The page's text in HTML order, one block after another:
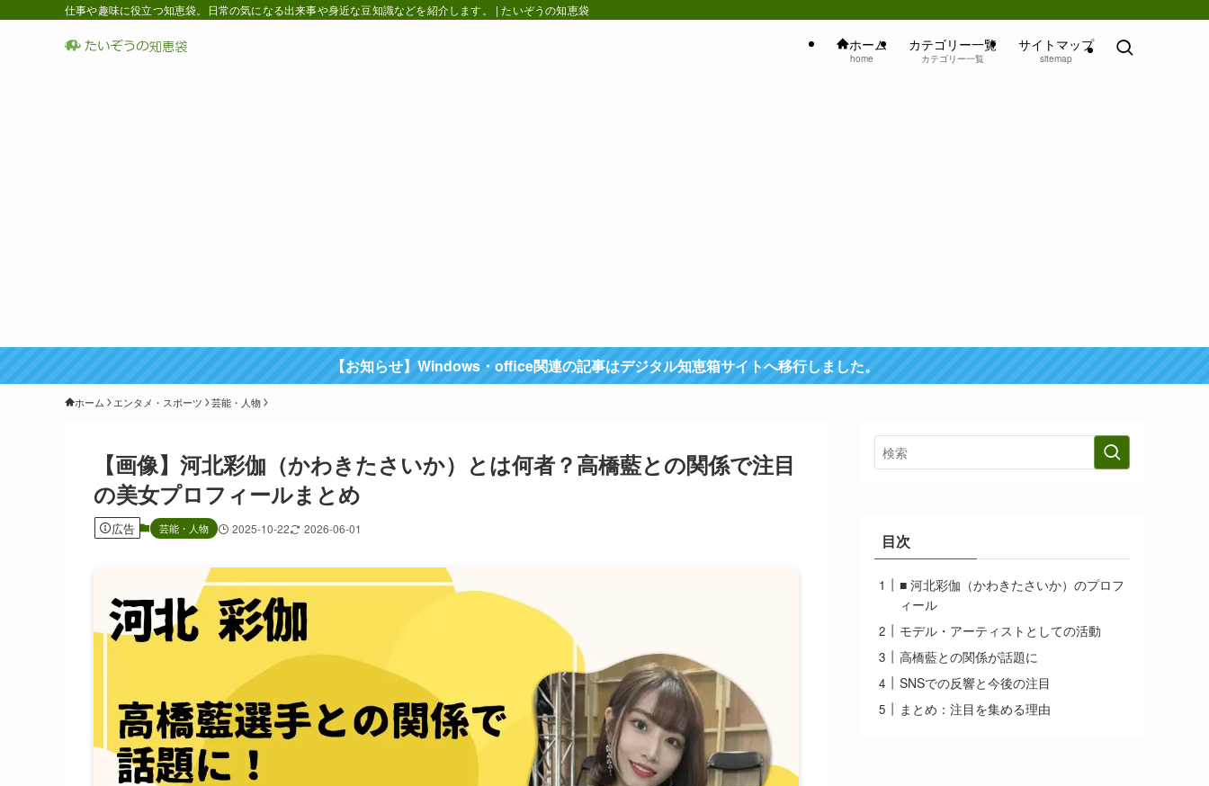
仕事や趣味に役立つ知恵袋。日常の気になる出来事や身近な豆知識などを紹介します。 | たいぞうの知恵袋
ホーム
home
カテゴリー一覧
カテゴリー一覧
サイトマップ
sitemap
【お知らせ】Windows・office関連の記事はデジタル知恵箱サイトへ移行しました。
ホーム エンタメ・スポーツ 芸能・人物
【画像】河北彩伽（かわきたさいか）とは何者？高橋藍との関係で注目
の美女プロフィールまとめ
広告 芸能・人物 2025-10-22 2026-06-01
目次
■ 河北彩伽（かわきたさいか）のプロフ
ィール
モデル・アーティストとしての活動
高橋藍との関係が話題に
SNSでの反響と今後の注目
まとめ：注目を集める理由